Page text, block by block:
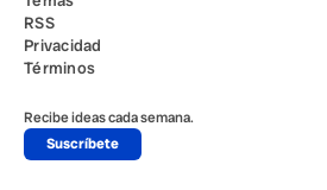
RSS
Privacidad
Términos
Recibe ideas cada semana.
Suscríbete